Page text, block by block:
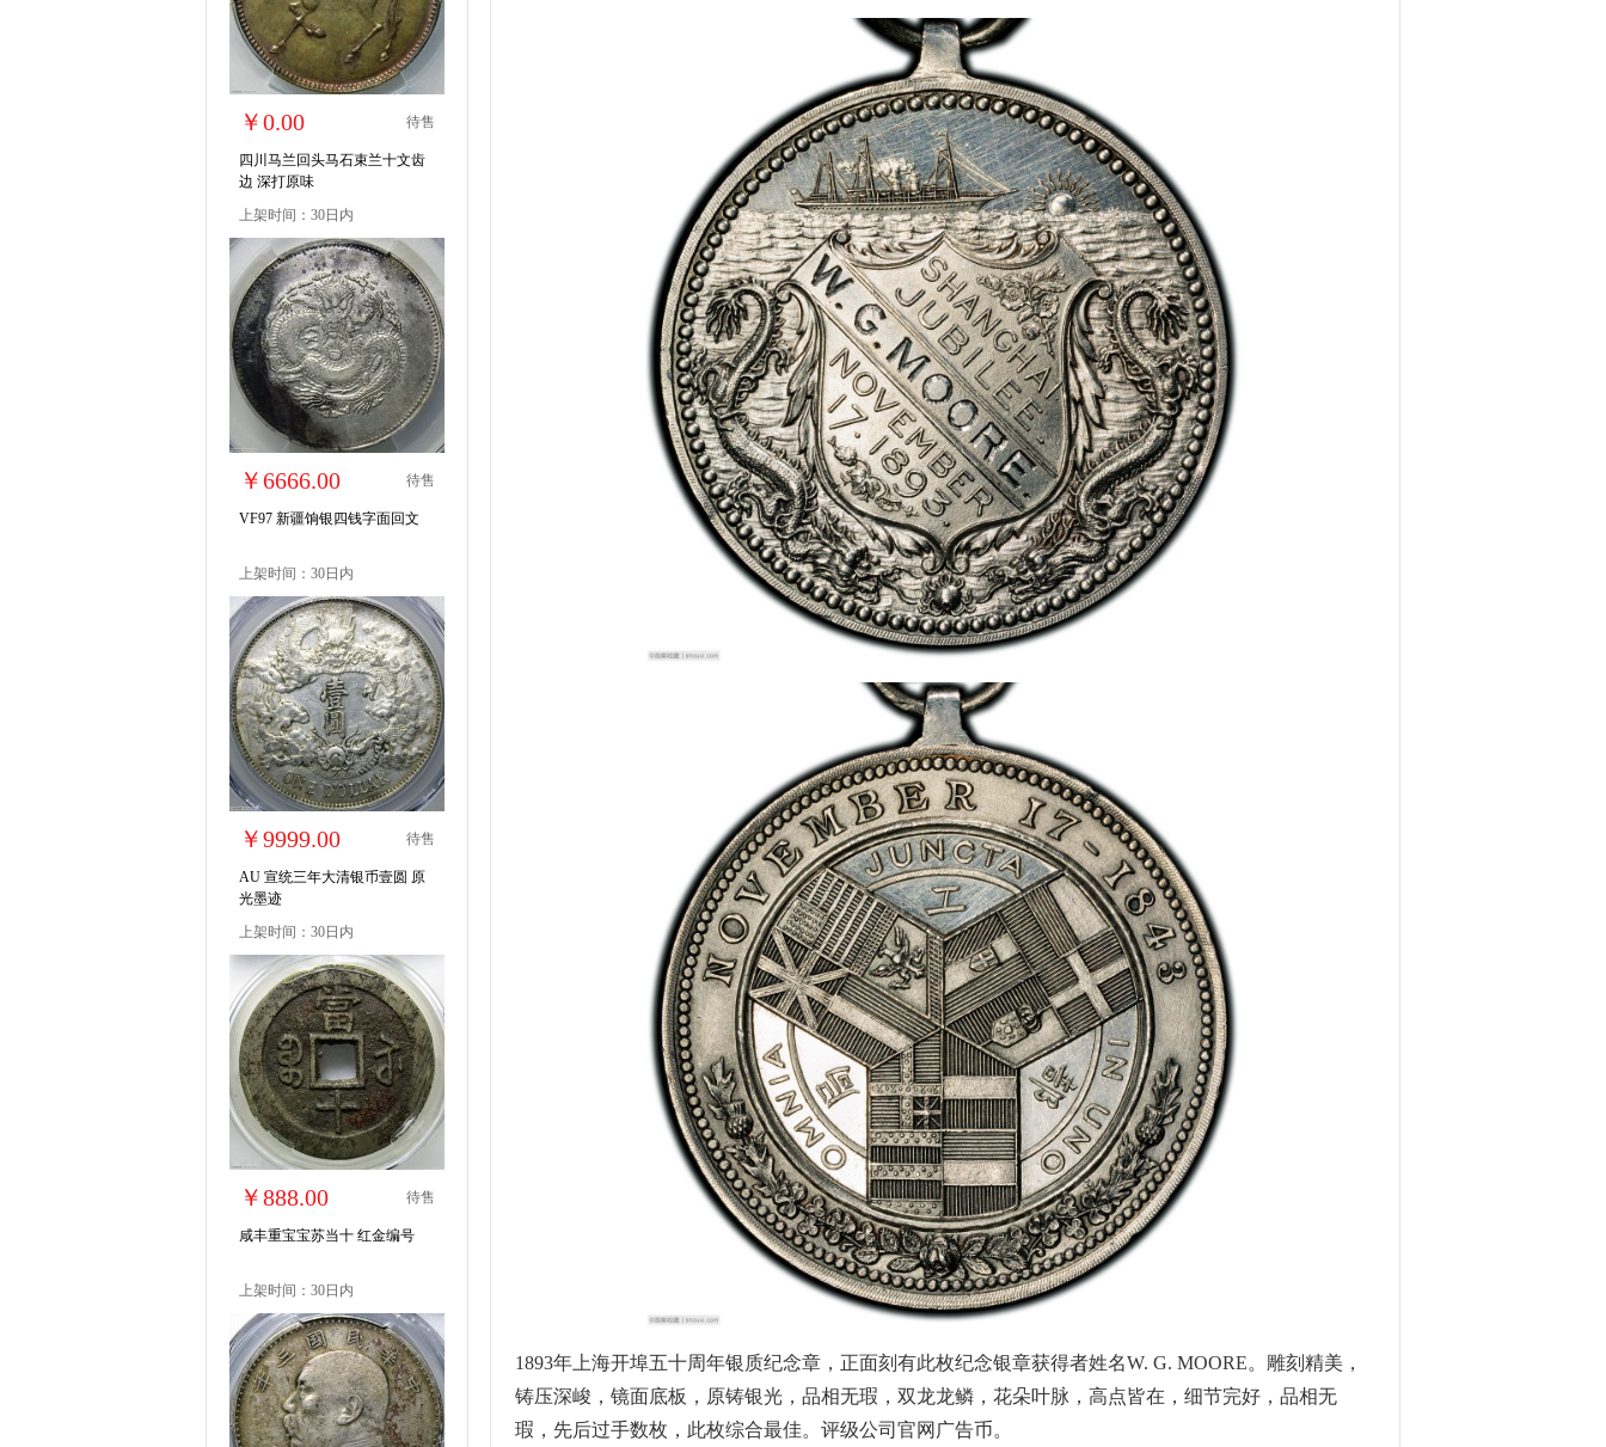
￥0.00 待售
四川马兰回头马石束兰十文齿
边 深打原味
上架时间：30日内
￥6666.00 待售
VF97 新疆饷银四钱字面回文
上架时间：30日内
￥9999.00 待售
AU 宣统三年大清银币壹圆 原
光墨迹
上架时间：30日内
￥888.00 待售
咸丰重宝宝苏当十 红金编号
上架时间：30日内
1893年上海开埠五十周年银质纪念章，正面刻有此枚纪念银章获得者姓名W. G. MOORE。雕刻精美，
铸压深峻，镜面底板，原铸银光，品相无瑕，双龙龙鳞，花朵叶脉，高点皆在，细节完好，品相无
瑕，先后过手数枚，此枚综合最佳。评级公司官网广告币。